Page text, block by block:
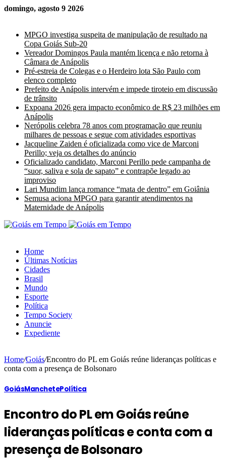
domingo, agosto 9 2026
MPGO investiga suspeita de manipulação de resultado na
Copa Goiás Sub-20
Vereador Domingos Paula mantém licença e não retorna à
Câmara de Anápolis
Pré-estreia de Colegas e o Herdeiro lota São Paulo com
elenco completo
Prefeito de Anápolis intervém e impede tiroteio em discussão
de trânsito
Expoana 2026 gera impacto econômico de R$ 23 milhões em
Anápolis
Nerópolis celebra 78 anos com programação que reuniu
milhares de pessoas e segue com atividades esportivas
Jacqueline Zaiden é oficializada como vice de Marconi
Perillo; veja os detalhes do anúncio
Oficializado candidato, Marconi Perillo pede campanha de
“suor, saliva e sola de sapato” e contrapõe legado ao
improviso
Lari Mundim lança romance “mata de dentro” em Goiânia
Semusa aciona MPGO para garantir atendimentos na
Maternidade de Anápolis
Home
Últimas Notícias
Cidades
Brasil
Mundo
Esporte
Política
Tempo Society
Anuncie
Expediente
Home/Goiás/Encontro do PL em Goiás reúne lideranças políticas e
conta com a presença de Bolsonaro
GoiásManchetePolítica
Encontro do PL em Goiás reúne
lideranças políticas e conta com a
presença de Bolsonaro